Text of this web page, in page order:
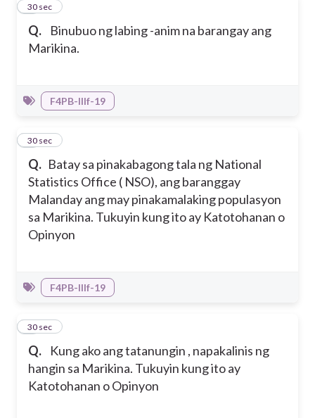
Q.
Binubuo ng labing -anim na barangay ang
Marikina.
5
30 sec
F4PB-IIIf-19
Q. Batay sa pinakabagong tala ng National
Statistics Office ( NSO), ang baranggay
Malanday ang may pinakamalaking populasyon
sa Marikina. Tukuyin kung ito ay Katotohanan o
Opinyon
6
30 sec
F4PB-IIIf-19
Q.
Kung ako ang tatanungin , napakalinis ng
hangin sa Marikina. Tukuyin kung ito ay
Katotohanan o Opinyon
7
30 sec